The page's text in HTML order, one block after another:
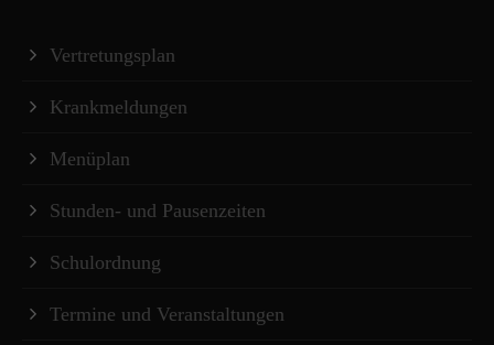
Vertretungsplan
Krankmeldungen
Menüplan
Stunden- und Pausenzeiten
Schulordnung
Termine und Veranstaltungen